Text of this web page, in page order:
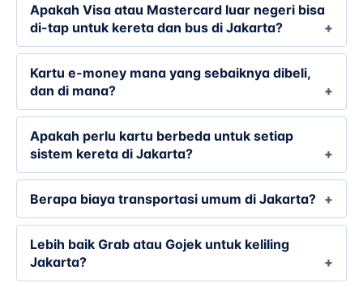
Apakah Visa atau Mastercard luar negeri bisa
di-tap untuk kereta dan bus di Jakarta?
Kartu e-money mana yang sebaiknya dibeli,
dan di mana?
Apakah perlu kartu berbeda untuk setiap
sistem kereta di Jakarta?
Berapa biaya transportasi umum di Jakarta?
Lebih baik Grab atau Gojek untuk keliling
Jakarta?